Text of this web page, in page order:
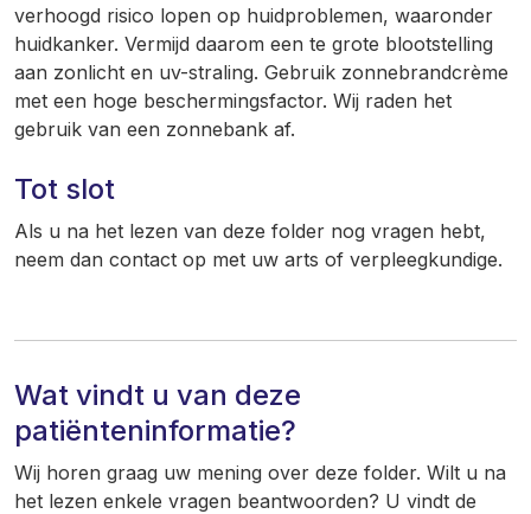
verhoogd risico lopen op huidproblemen, waaronder
huidkanker. Vermijd daarom een te grote blootstelling
aan zonlicht en uv-straling. Gebruik zonnebrandcrème
met een hoge beschermingsfactor. Wij raden het
gebruik van een zonnebank af.
Tot slot
Als u na het lezen van deze folder nog vragen hebt,
neem dan contact op met uw arts of verpleegkundige.
Wat vindt u van deze
patiënteninformatie?
Wij horen graag uw mening over deze folder. Wilt u na
het lezen enkele vragen beantwoorden? U vindt de